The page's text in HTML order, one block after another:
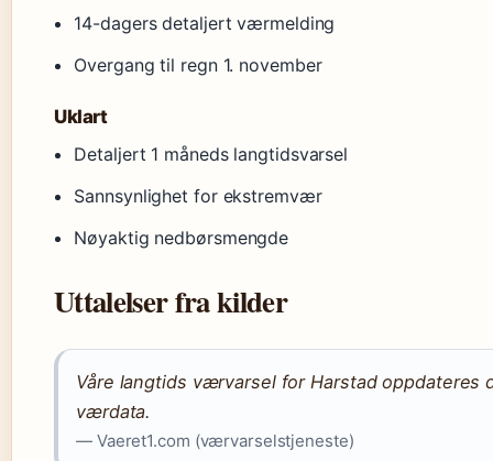
14-dagers detaljert værmelding
Overgang til regn 1. november
Uklart
Detaljert 1 måneds langtidsvarsel
Sannsynlighet for ekstremvær
Nøyaktig nedbørsmengde
Uttalelser fra kilder
Våre langtids værvarsel for Harstad oppdateres
værdata.
— Vaeret1.com (værvarselstjeneste)